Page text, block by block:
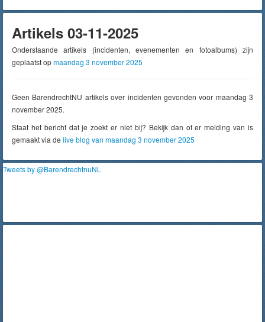
Artikels 03-11-2025
Onderstaande artikels (incidenten, evenementen en fotoalbums) zijn
geplaatst opmaandag 3 november 2025
Geen BarendrechtNU artikels over incidenten gevonden voor maandag 3
november 2025.
Staat het bericht dat je zoekt er niet bij? Bekijk dan of er melding van is
gemaakt via de live blog van maandag 3 november 2025
Tweets by @BarendrechtnuNL